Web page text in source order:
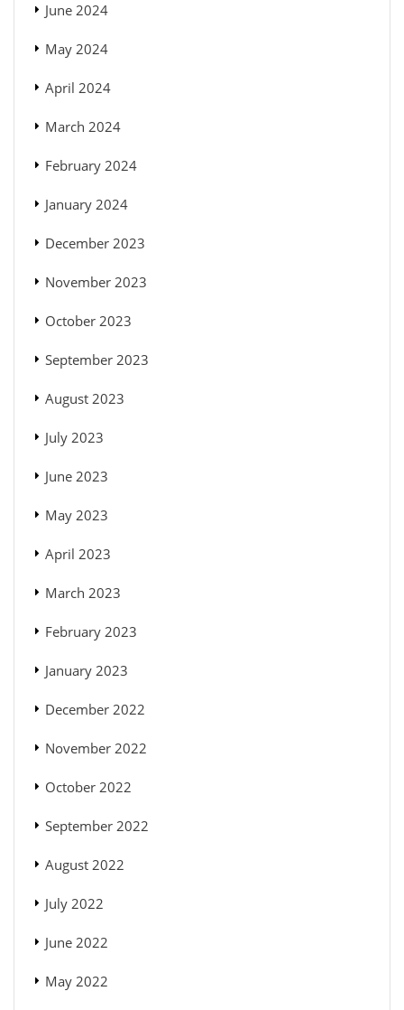
June 2024
May 2024
April 2024
March 2024
February 2024
January 2024
December 2023
November 2023
October 2023
September 2023
August 2023
July 2023
June 2023
May 2023
April 2023
March 2023
February 2023
January 2023
December 2022
November 2022
October 2022
September 2022
August 2022
July 2022
June 2022
May 2022